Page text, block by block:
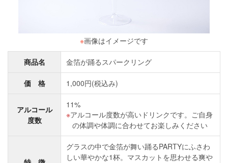
※画像はイメージです
商品名 金箔が踊るスパークリング
価 格 1,000円(税込み)
アルコール
度数
11%
アルコール度数が高いドリンクです。ご自身
の体調や体調に合わせてお楽しみください
グラスの中で金箔が舞い踊るPARTYにふさわ
しい華やかな1杯。マスカットを思わせる爽や